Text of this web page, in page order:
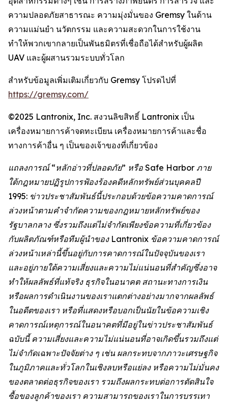
ความปลอดภัยสาธารณะ ความมุ่งมั่นของ Gremsy ในด้าน
ความแม่นยำ นวัตกรรม และความสะดวกในการใช้งาน
ทำให้พวกเขากลายเป็นพันธมิตรที่เชื่อถือได้สำหรับผู้ผลิต
UAV และผู้ผสานรวมระบบทั่วโลก
สำหรับข้อมูลเพิ่มเติมเกี่ยวกับ Gremsy โปรดไปที่
https://gremsy.com/
©2025 Lantronix, Inc. สงวนลิขสิทธิ์ Lantronix เป็น
เครื่องหมายการค้าจดทะเบียน เครื่องหมายการค้าและชื่อ
ทางการค้าอื่น ๆ เป็นของเจ้าของที่เกี่ยวข้อง
แถลงการณ์ “หลักอ่าวที่ปลอดภัย” หรือ Safe Harbor ภาย
ใต้กฎหมายปฏิรูปการฟ้องร้องคดีหลักทรัพย์ส่วนบุคคลปี
1995: ข่าวประชาสัมพันธ์นี้ประกอบด้วยข้อความคาดการณ์
ล่วงหน้าตามคำจำกัดความของกฎหมายหลักทรัพย์ของ
รัฐบาลกลาง ซึ่งรวมถึงแต่ไม่จำกัดเพียงข้อความที่เกี่ยวข้อง
กับผลิตภัณฑ์หรือทีมผู้นำของ Lantronix ข้อความคาดการณ์
ล่วงหน้าเหล่านี้ขึ้นอยู่กับการคาดการณ์ในปัจจุบันของเรา
และอยู่ภายใต้ความเสี่ยงและความไม่แน่นอนที่สำคัญซึ่งอาจ
ทำให้ผลลัพธ์ที่แท้จริง ธุรกิจในอนาคต สถานะทางการเงิน
หรือผลการดำเนินงานของเราแตกต่างอย่างมากจากผลลัพธ์
ในอดีตของเรา หรือที่แสดงหรือบอกเป็นนัยในข้อความเชิง
คาดการณ์เหตุการณ์ในอนาคตที่มีอยู่ในข่าวประชาสัมพันธ์
ฉบับนี้ ความเสี่ยงและความไม่แน่นอนที่อาจเกิดขึ้นรวมถึงแต่
ไม่จำกัดเฉพาะปัจจัยต่าง ๆ เช่น ผลกระทบจากภาวะเศรษฐกิจ
ในภูมิภาคและทั่วโลกในเชิงลบหรือแย่ลง หรือความไม่มั่นคง
ของตลาดต่อธุรกิจของเรา รวมถึงผลกระทบต่อการตัดสินใจ
ซื้อของลูกค้าของเรา ความสามารถของเราในการบรรเทา